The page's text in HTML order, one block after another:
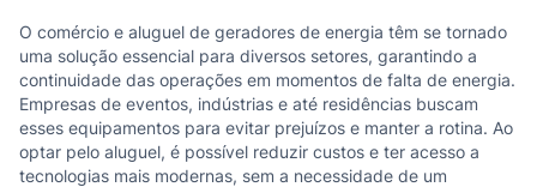
O comércio e aluguel de geradores de energia têm se tornado
uma solução essencial para diversos setores, garantindo a
continuidade das operações em momentos de falta de energia.
Empresas de eventos, indústrias e até residências buscam
esses equipamentos para evitar prejuízos e manter a rotina. Ao
optar pelo aluguel, é possível reduzir custos e ter acesso a
tecnologias mais modernas, sem a necessidade de um